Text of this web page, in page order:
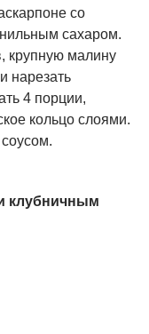
со
сахаром.
крупную малину
нарезать
4 порции,
кольцо слоями.
клубничным